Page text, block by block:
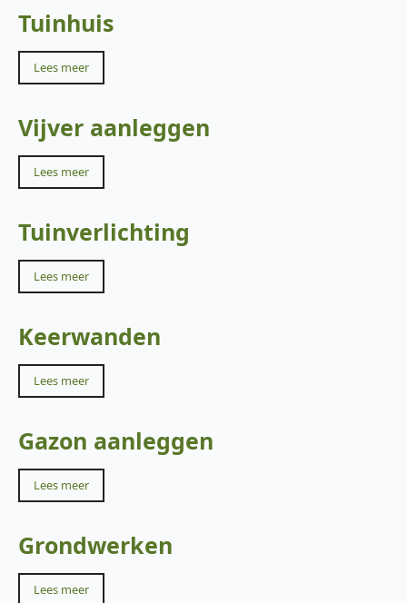
Tuinhuis
Lees meer
Vijver aanleggen
Lees meer
Tuinverlichting
Lees meer
Keerwanden
Lees meer
Gazon aanleggen
Lees meer
Grondwerken
Lees meer